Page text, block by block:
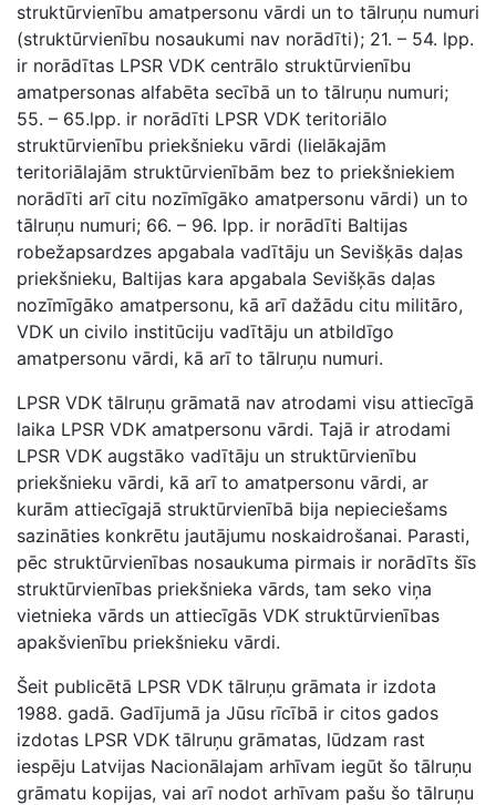
struktūrvienību amatpersonu vārdi un to tālruņu numuri
(struktūrvienību nosaukumi nav norādīti); 21. – 54. lpp.
ir norādītas LPSR VDK centrālo struktūrvienību
amatpersonas alfabēta secībā un to tālruņu numuri;
55. – 65.lpp. ir norādīti LPSR VDK teritoriālo
struktūrvienību priekšnieku vārdi (lielākajām
teritoriālajām struktūrvienībām bez to priekšniekiem
norādīti arī citu nozīmīgāko amatpersonu vārdi) un to
tālruņu numuri; 66. – 96. lpp. ir norādīti Baltijas
robežapsardzes apgabala vadītāju un Sevišķās daļas
priekšnieku, Baltijas kara apgabala Sevišķās daļas
nozīmīgāko amatpersonu, kā arī dažādu citu militāro,
VDK un civilo institūciju vadītāju un atbildīgo
amatpersonu vārdi, kā arī to tālruņu numuri.
LPSR VDK tālruņu grāmatā nav atrodami visu attiecīgā
laika LPSR VDK amatpersonu vārdi. Tajā ir atrodami
LPSR VDK augstāko vadītāju un struktūrvienību
priekšnieku vārdi, kā arī to amatpersonu vārdi, ar
kurām attiecīgajā struktūrvienībā bija nepieciešams
sazināties konkrētu jautājumu noskaidrošanai. Parasti,
pēc struktūrvienības nosaukuma pirmais ir norādīts šīs
struktūrvienības priekšnieka vārds, tam seko viņa
vietnieka vārds un attiecīgās VDK struktūrvienības
apakšvienību priekšnieku vārdi.
Šeit publicētā LPSR VDK tālruņu grāmata ir izdota
1988. gadā. Gadījumā ja Jūsu rīcībā ir citos gados
izdotas LPSR VDK tālruņu grāmatas, lūdzam rast
iespēju Latvijas Nacionālajam arhīvam iegūt šo tālruņu
grāmatu kopijas, vai arī nodot arhīvam pašu šo tālruņu